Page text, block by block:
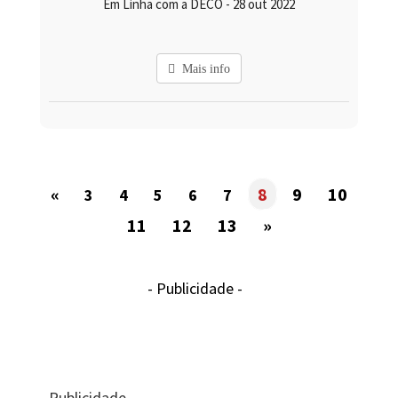
Em Linha com a DECO - 28 out 2022
Mais info
« 3 4 5 6 7 8 9
10
11
12 13 »
- Publicidade -